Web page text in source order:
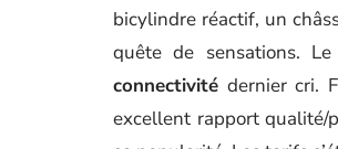
bicylindre réactif, un
quête de sensations.
connectivité dernier cri.
excellent rapport qualité/